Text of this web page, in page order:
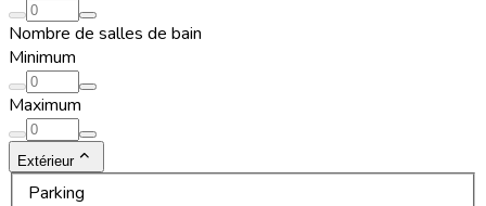
Nombre de salles de bain
Minimum
Maximum
Extérieur
Parking